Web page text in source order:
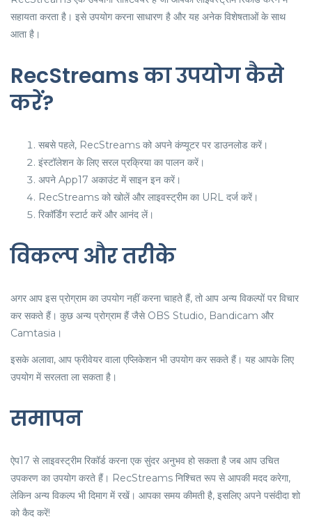
सहायता करता है। इसे उपयोग करना साधारण है और यह अनेक विशेषताओं के साथ
आता है।
RecStreams का उपयोग कैसे
करें?
सबसे पहले, RecStreams को अपने कंप्यूटर पर डाउनलोड करें।
इंस्टॉलेशन के लिए सरल प्रक्रिया का पालन करें।
अपने App17 अकाउंट में साइन इन करें।
RecStreams को खोलें और लाइवस्ट्रीम का URL दर्ज करें।
रिकॉर्डिंग स्टार्ट करें और आनंद लें।
विकल्प और तरीके
अगर आप इस प्रोग्राम का उपयोग नहीं करना चाहते हैं, तो आप अन्य विकल्पों पर विचार
कर सकते हैं। कुछ अन्य प्रोग्राम हैं जैसे OBS Studio, Bandicam और
Camtasia।
इसके अलावा, आप फ्रीवेयर वाला एप्लिकेशन भी उपयोग कर सकते हैं। यह आपके लिए
उपयोग में सरलता ला सकता है।
समापन
ऐप17 से लाइवस्ट्रीम रिकॉर्ड करना एक सुंदर अनुभव हो सकता है जब आप उचित
उपकरण का उपयोग करते हैं। RecStreams निश्चित रूप से आपकी मदद करेगा,
लेकिन अन्य विकल्प भी दिमाग में रखें। आपका समय कीमती है, इसलिए अपने पसंदीदा शो
को कैद करें!